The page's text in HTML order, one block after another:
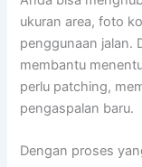
ukuran area, foto
penggunaan jalan.
membantu
perlu patching,
pengaspalan baru.
Dengan proses